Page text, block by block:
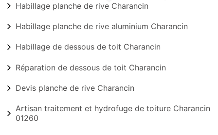
Habillage planche de rive Charancin
Habillage planche de rive aluminium Charancin
Habillage de dessous de toit Charancin
Réparation de dessous de toit Charancin
Devis planche de rive Charancin
Artisan traitement et hydrofuge de toiture Charancin
01260